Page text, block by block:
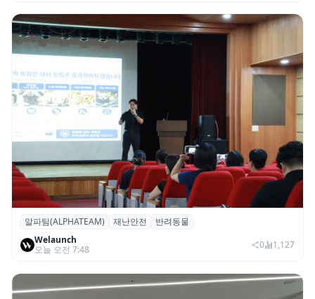
알파팀, ‘반려동물과 보호자를 위한 재난안전
세미나’ 개최
알파팀(ALPHATEAM) 재난안전
반려동물
Welaunch
오늘 오전 7:48
0 1,127